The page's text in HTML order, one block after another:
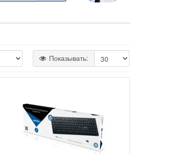
Показывать: